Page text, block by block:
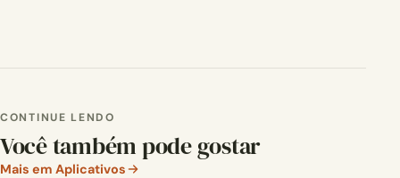
CONTINUE LENDO
Você também pode gostar
Mais em Aplicativos